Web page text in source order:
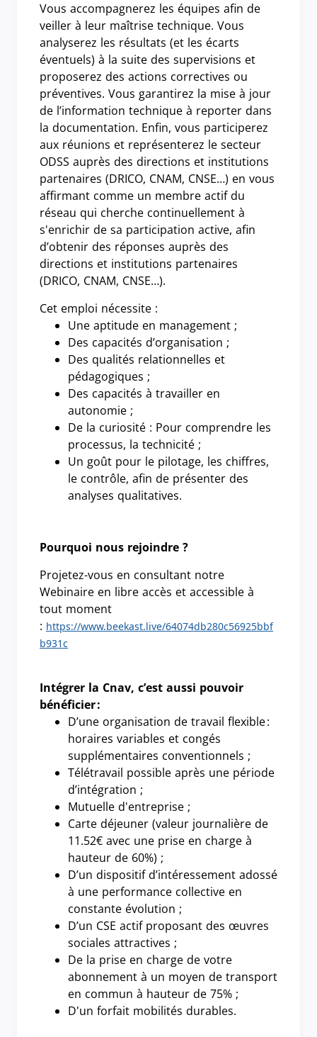
Vous accompagnerez les équipes afin de
veiller à leur maîtrise technique. Vous
analyserez les résultats (et les écarts
éventuels) à la suite des supervisions et
proposerez des actions correctives ou
préventives. Vous garantirez la mise à jour
de l’information technique à reporter dans
la documentation. Enfin, vous participerez
aux réunions et représenterez le secteur
ODSS auprès des directions et institutions
partenaires (DRICO, CNAM, CNSE…) en vous
affirmant comme un membre actif du
réseau qui cherche continuellement à
s'enrichir de sa participation active, afin
d’obtenir des réponses auprès des
directions et institutions partenaires
(DRICO, CNAM, CNSE…).
Cet emploi nécessite :
Une aptitude en management ;
Des capacités d’organisation ;
Des qualités relationnelles et
pédagogiques ;
Des capacités à travailler en
autonomie ;
De la curiosité : Pour comprendre les
processus, la technicité ;
Un goût pour le pilotage, les chiffres,
le contrôle, afin de présenter des
analyses qualitatives.
Pourquoi nous rejoindre ?
Projetez-vous en consultant notre
Webinaire en libre accès et accessible à
tout moment
: https://www.beekast.live/64074db280c56925bbf
b931c
Intégrer la Cnav, c’est aussi pouvoir
bénéficier:
D’une organisation de travail flexible :
horaires variables et congés
supplémentaires conventionnels ;
Télétravail possible après une période
d’intégration ;
Mutuelle d'entreprise ;
Carte déjeuner (valeur journalière de
11.52€ avec une prise en charge à
hauteur de 60%) ;
D’un dispositif d’intéressement adossé
à une performance collective en
constante évolution ;
D’un CSE actif proposant des œuvres
sociales attractives ;
De la prise en charge de votre
abonnement à un moyen de transport
en commun à hauteur de 75% ;
D'un forfait mobilités durables.